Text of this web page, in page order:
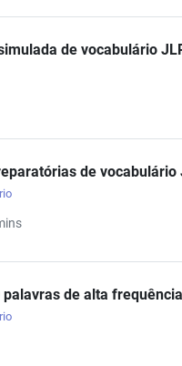
de vocabulário
de vocabulário
palavras de alta